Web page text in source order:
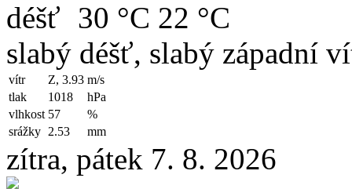
30 °C 22 °C
slabý déšť, slabý západní
vítr Z, 3.93 m/s
tlak
1018
hPa
vlhkost 57
%
srážky 2.53 mm
zítra, pátek 7. 8. 2026